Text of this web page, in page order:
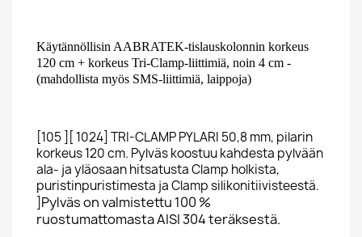
Käytännöllisin AABRATEK-tislauskolonnin korkeus
120 cm + korkeus Tri-Clamp-liittimiä, noin 4 cm -
(mahdollista myös SMS-liittimiä, laippoja)
[105 ][ 1024] TRI-CLAMP PYLARI 50,8 mm, pilarin
korkeus 120 cm. Pylväs koostuu kahdesta pylvään
ala- ja yläosaan hitsatusta Clamp holkista,
puristinpuristimesta ja Clamp silikonitiivisteestä.
Pylväs on valmistettu 100 %
ruostumattomasta AISI 304 teräksestä.